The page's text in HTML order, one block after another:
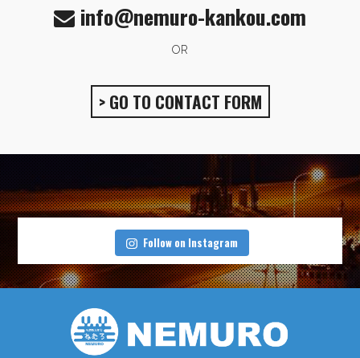
info@nemuro-kankou.com
OR
> GO TO CONTACT FORM
Follow on Instagram